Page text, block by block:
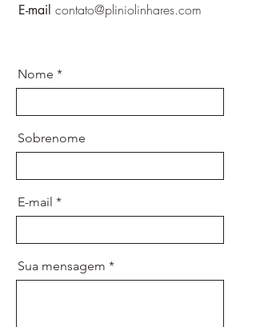
E-mail contato@pliniolinhares.com
Nome
Sobrenome
E-mail
Sua mensagem